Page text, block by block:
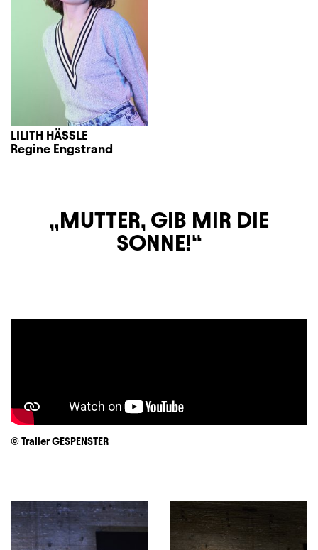
LILITH HÄSSLE
Regine Engstrand
MUTTER, GIB MIR DIE
SONNE!
© Trailer GESPENSTER